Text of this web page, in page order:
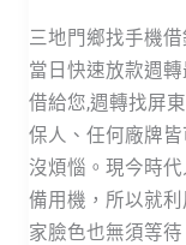
_
代
步
車
三地門鄉找手機
當日快速放款週
借給您,週轉找屏
保人、任何廠牌
沒煩惱。現今時
備用機，所以就
家臉色也無須等
款,I
PONE
手
機
貸
\三
地